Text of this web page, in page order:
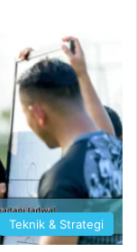
Teknik & Strategi